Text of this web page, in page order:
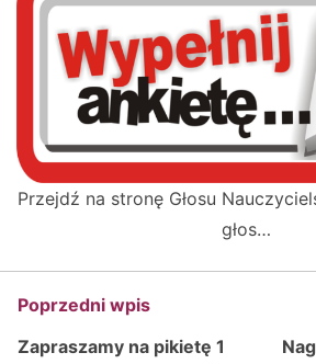
Przejdź na stronę Głosu
głos…
Poprzedni wpis
Zapraszamy na pikietę 1